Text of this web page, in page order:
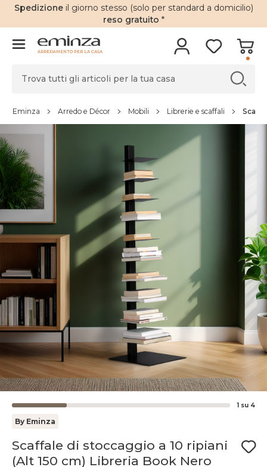
Spedizione il giorno stesso (solo per standard a domicilio)
reso gratuito *
ARREDAMENTO PER LA CASA
Eminza Arredo e Décor Mobili Librerie e scaffali
1 su 4
By Eminza
Scaffale di stoccaggio a 10 ripiani
(Alt 150 cm) Libreria Book Nero